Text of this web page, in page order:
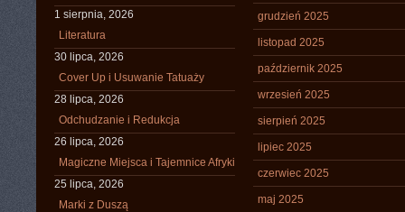
1 sierpnia, 2026
Literatura
30 lipca, 2026
Cover Up i Usuwanie Tatuaży
28 lipca, 2026
Odchudzanie i Redukcja
26 lipca, 2026
Magiczne Miejsca i Tajemnice Afryki
25 lipca, 2026
Marki z Duszą
grudzień 2025
listopad 2025
październik 2025
wrzesień 2025
sierpień 2025
lipiec 2025
czerwiec 2025
maj 2025